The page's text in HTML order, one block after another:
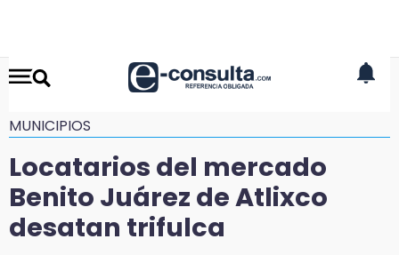
MUNICIPIOS
Locatarios del mercado
Benito Juárez de Atlixco
desatan trifulca